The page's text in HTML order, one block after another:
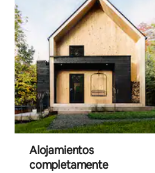
Alojamientos
completamente